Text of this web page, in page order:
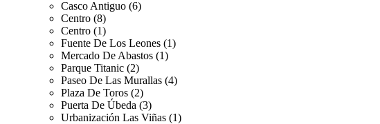
Casco Antiguo (6)
Centro (8)
Centro (1)
Fuente De Los Leones (1)
Mercado De Abastos (1)
Parque Titanic (2)
Paseo De Las Murallas (4)
Plaza De Toros (2)
Puerta De Úbeda (3)
Urbanización Las Viñas (1)